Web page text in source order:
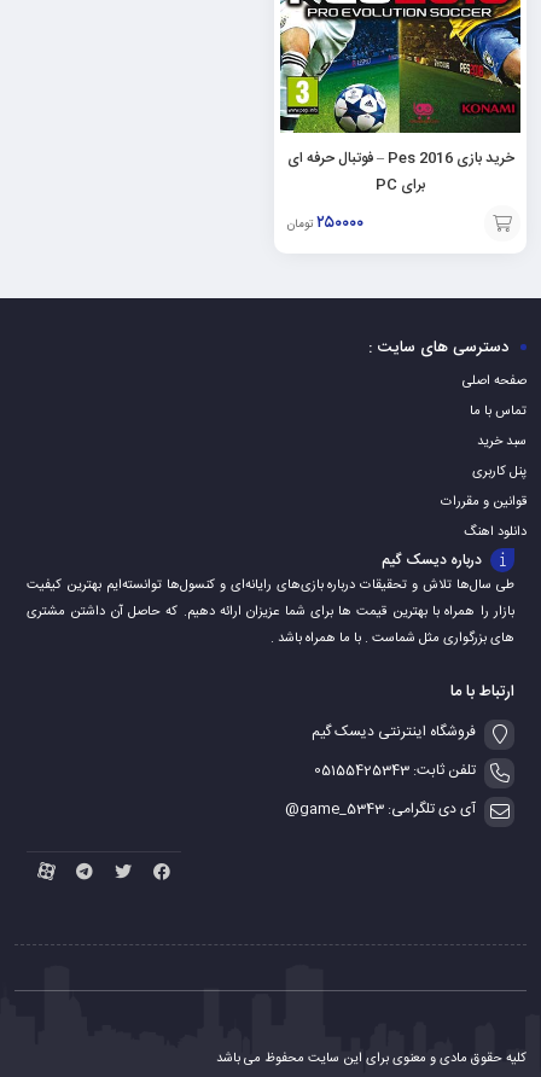
خرید بازی Pes 2016 – فوتبال حرفه ای
برای PC
۲۵۰۰۰۰ تومان
افزودن
به
دسترسی های سایت :
صفحه اصلی
تماس با ما
سبد خرید
پنل کاربری
قوانین و مقررات
دانلود اهنگ
درباره دیسک گیم
طی سال‌ها تلاش و تحقیقات درباره بازی‌های رایانه‌ای و کنسول‌ها توانسته‌ایم بهترین کیفیت
بازار را همراه با بهترین قیمت ها برای شما عزیزان ارائه دهیم. که حاصل آن داشتن مشتری
های بزرگواری مثل شماست . با ما همراه باشد .
ارتباط با ما
فروشگاه اینترنتی دیسک گیم
تلفن ثابت: 05155425343
آی دی تلگرامی: game_5343@
کلیه حقوق مادی و معنوی برای این سایت محفوظ می باشد